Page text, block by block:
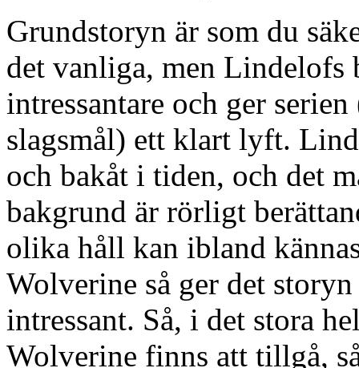
Grundstoryn är som du
det vanliga, men Lindelofs
intressantare och ger
slagsmål) ett klart lyft.
och bakåt i tiden, och det
bakgrund är rörligt
olika håll kan ibland
Wolverine så ger det
intressant. Så, i det stora
Wolverine finns att tillgå,